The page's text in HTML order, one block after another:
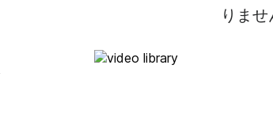
りませ